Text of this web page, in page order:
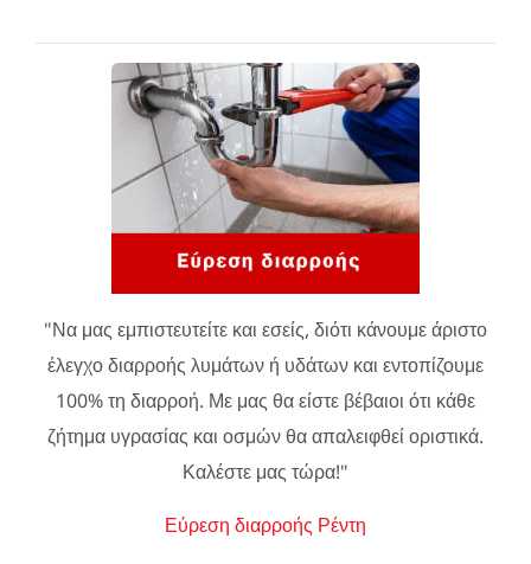
"Να μας εμπιστευτείτε και εσείς, διότι κάνουμε άριστο
έλεγχο διαρροής λυμάτων ή υδάτων και εντοπίζουμε
100% τη διαρροή. Με μας θα είστε βέβαιοι ότι κάθε
ζήτημα υγρασίας και οσμών θα απαλειφθεί οριστικά.
Καλέστε μας τώρα!"
Εύρεση διαρροής Ρέντη